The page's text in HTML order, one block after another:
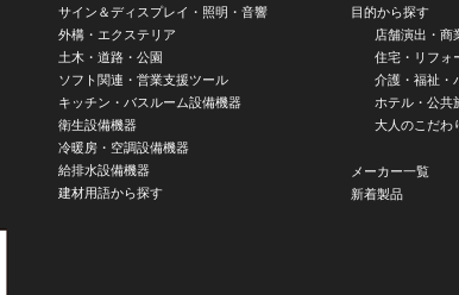
サイン＆ディスプレイ・照明・音響
外構・エクステリア
土木・道路・公園
ソフト関連・営業支援ツール
キッチン・バスルーム設備機器
衛生設備機器
冷暖房・空調設備機器
給排水設備機器
建材用語から探す
目的から探す
店舗演出・商
住宅・リフォ
介護・福祉・
ホテル・公共
大人のこだわ
メーカー一覧
新着製品